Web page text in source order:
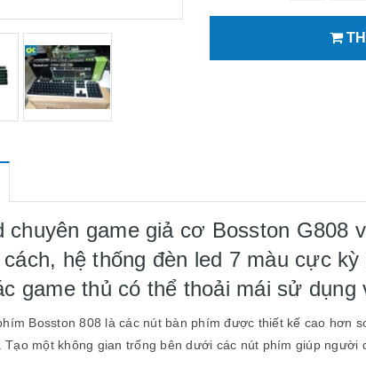
chuyên game giả cơ Bosston
cách, hệ thống đèn led 7 màu cực
game thủ có thể thoải mái sử dụng
Bosston 808 là các nút bàn phím được thiết kế cao hơn
Tạo một không gian trống bên dưới các nút phím giúp